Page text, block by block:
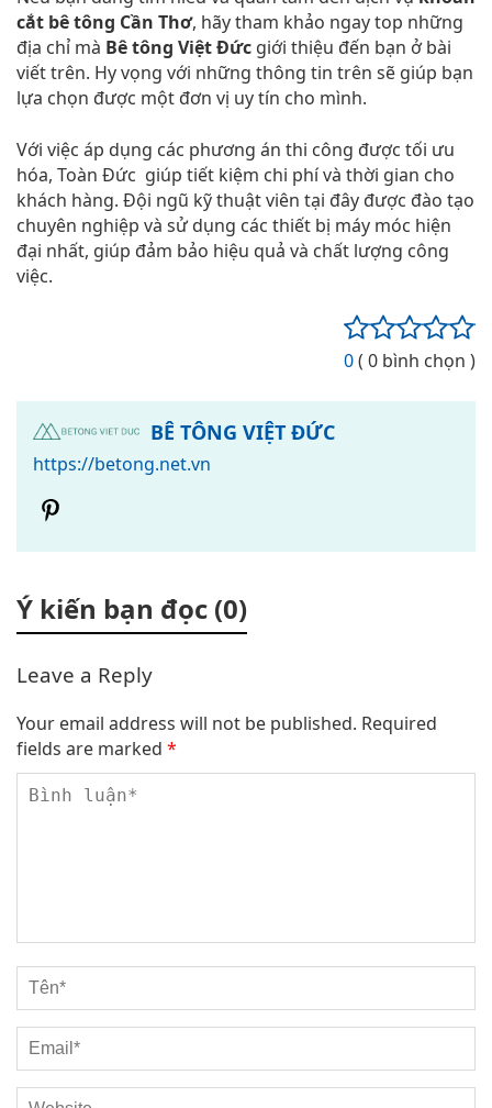
cắt bê tông Cần Thơ, hãy tham khảo ngay top những
địa chỉ mà Bê tông Việt Đức giới thiệu đến bạn ở bài
viết trên. Hy vọng với những thông tin trên sẽ giúp bạn
lựa chọn được một đơn vị uy tín cho mình.
Với việc áp dụng các phương án thi công được tối ưu
hóa, Toàn Đức giúp tiết kiệm chi phí và thời gian cho
khách hàng. Đội ngũ kỹ thuật viên tại đây được đào tạo
chuyên nghiệp và sử dụng các thiết bị máy móc hiện
đại nhất, giúp đảm bảo hiệu quả và chất lượng công
việc.
0( 0 bình chọn )
BÊ TÔNG VIỆT ĐỨC
https://betong.net.vn
Ý kiến bạn đọc (0)
Leave a Reply
Your email address will not be published. Required
fields are marked *